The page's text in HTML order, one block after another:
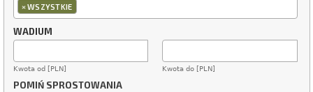
×WSZYSTKIE
WADIUM
Kwota od [PLN] Kwota do [PLN]
POMIŃ SPROSTOWANIA